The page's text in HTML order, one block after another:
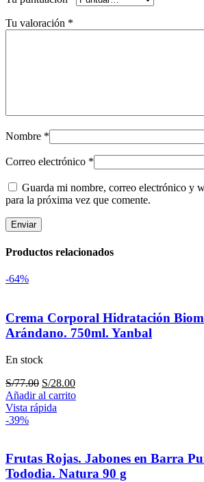
Tu valoración *
Nombre *
Correo electrónico *
Guarda mi nombre, correo electrónico y
para la próxima vez que comente.
Productos relacionados
-64%
Crema Corporal Hidratación
Arándano. 750ml. Yanbal
En stock
S/77.00 El
precio
original
S/28.00El
precio
Añadir al carrito
Vista rápida
-39%
Frutas Rojas. Jabones en Barra
Tododia. Natura 90 g